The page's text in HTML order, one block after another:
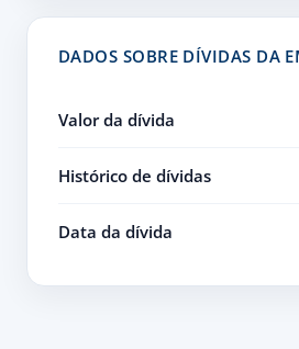
DADOS SOBRE DÍVIDAS DA
Valor da dívida
Histórico de dívidas
Data da dívida